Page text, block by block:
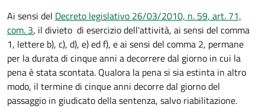
Ai sensi del Decreto legislativo 26/03/2010, n. 59, art. 71,
com. 3, il divieto di esercizio dell'attività, ai sensi del comma
1, lettere b), c), d), e) ed f), e ai sensi del comma 2, permane
per la durata di cinque anni a decorrere dal giorno in cui la
pena è stata scontata. Qualora la pena si sia estinta in altro
modo, il termine di cinque anni decorre dal giorno del
passaggio in giudicato della sentenza, salvo riabilitazione.